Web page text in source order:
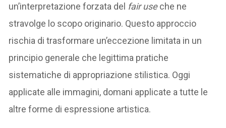
un’interpretazione forzata del fair useche ne
stravolge lo scopo originario. Questo approccio
rischia di trasformare un’eccezione limitata in un
principio generale che legittima pratiche
sistematiche di appropriazione stilistica. Oggi
applicate alle immagini, domani applicate a tutte le
altre forme di espressione artistica.